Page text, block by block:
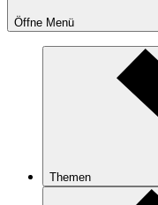
Öffne Menü
Themen